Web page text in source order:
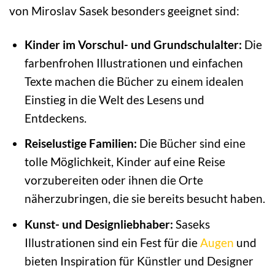
von Miroslav Sasek besonders geeignet sind:
Kinder im Vorschul- und Grundschulalter: Die
farbenfrohen Illustrationen und einfachen
Texte machen die Bücher zu einem idealen
Einstieg in die Welt des Lesens und
Entdeckens.
Reiselustige Familien: Die Bücher sind eine
tolle Möglichkeit, Kinder auf eine Reise
vorzubereiten oder ihnen die Orte
näherzubringen, die sie bereits besucht haben.
Kunst- und Designliebhaber: Saseks
Illustrationen sind ein Fest für dieAugen und
bieten Inspiration für Künstler und Designer